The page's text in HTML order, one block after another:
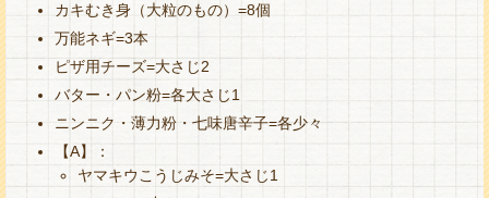
カキむき身（大粒のもの）=8個
万能ネギ=3本
ピザ用チーズ=大さじ2
バター・パン粉=各大さじ1
ニンニク・薄力粉・七味唐辛子=各少々
【A】：
ヤマキウこうじみそ=大さじ1